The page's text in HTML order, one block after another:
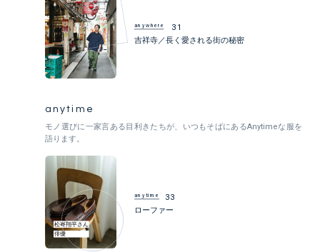
吉祥寺／長く愛される街の秘密
anywhere 31
anytime
モノ選びに一家言ある目利きたちが、いつもそばにあるAnytimeな服を
語ります。
松㟢翔平さん
俳優
ローファー
anytime 33